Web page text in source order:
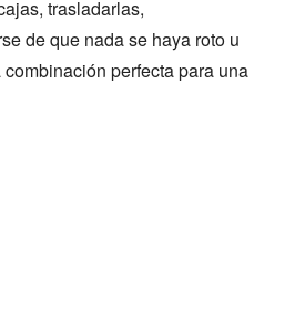
trasladarlas,
de que nada se haya roto u
perfecta para una